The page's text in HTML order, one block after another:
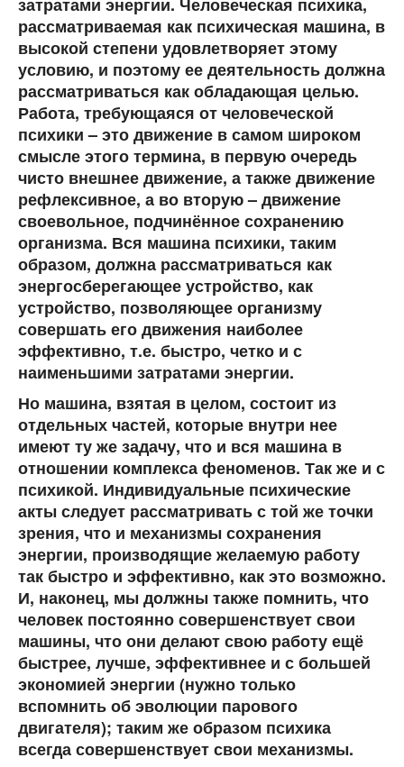
затратами энергии. Человеческая психика,
рассматриваемая как психическая машина, в
высокой степени удовлетворяет этому
условию, и поэтому ее деятельность должна
рассматриваться как обладающая целью.
Работа, требующаяся от человеческой
психики – это движение в самом широком
смысле этого термина, в первую очередь
чисто внешнее движение, а также движение
рефлексивное, а во вторую – движение
своевольное, подчинённое сохранению
организма. Вся машина психики, таким
образом, должна рассматриваться как
энергосберегающее устройство, как
устройство, позволяющее организму
совершать его движения наиболее
эффективно, т.е. быстро, четко и с
наименьшими затратами энергии.
Но машина, взятая в целом, состоит из
отдельных частей, которые внутри нее
имеют ту же задачу, что и вся машина в
отношении комплекса феноменов. Так же и с
психикой. Индивидуальные психические
акты следует рассматривать с той же точки
зрения, что и механизмы сохранения
энергии, производящие желаемую работу
так быстро и эффективно, как это возможно.
И, наконец, мы должны также помнить, что
человек постоянно совершенствует свои
машины, что они делают свою работу ещё
быстрее, лучше, эффективнее и с большей
экономией энергии (нужно только
вспомнить об эволюции парового
двигателя); таким же образом психика
всегда совершенствует свои механизмы.